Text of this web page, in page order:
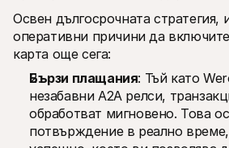
Освен дългосрочната стратегия,
оперативни причини да
карта още сега:
Бързи плащания: Тъй като
незабавни A2A релси,
обработват мигновено. Това
потвърждение в реално